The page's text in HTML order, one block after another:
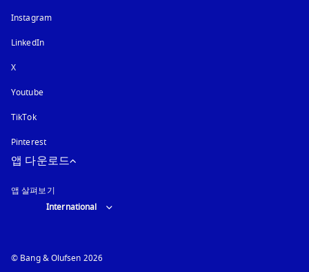
Instagram새 탭에서 열림
LinkedIn
X
Youtube새 탭에서 열림
TikTok
Pinterest
앱 다운로드
앱 살펴보기
Select country and language
International
© Bang & Olufsen 2026